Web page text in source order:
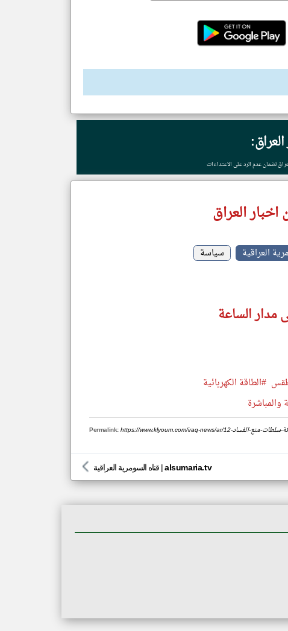
لضمان عدم الرد على الاعتداءات
العراق
العراقية سياسة
مدار الساعة
#الطاقة الكهربائية
والمباشرة
Permalink:
قناه السومرية العراقية |alsumaria.tv